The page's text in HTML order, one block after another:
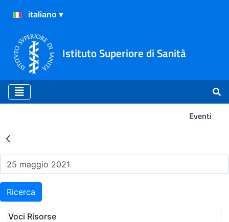
Istituto Superiore di Sanità
Eventi
Risultati della Ricerca -
Ricerca
Voci Risorse